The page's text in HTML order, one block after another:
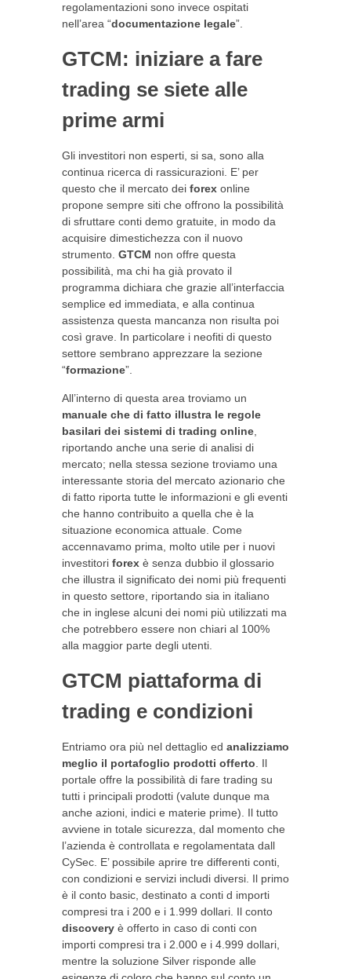
regolamentazioni sono invece ospitati
nell’area “documentazione legale”.
GTCM: iniziare a fare
trading se siete alle
prime armi
Gli investitori non esperti, si sa, sono alla
continua ricerca di rassicurazioni. E’ per
questo che il mercato dei forex online
propone sempre siti che offrono la possibilità
di sfruttare conti demo gratuite, in modo da
acquisire dimestichezza con il nuovo
strumento. GTCM non offre questa
possibilità, ma chi ha già provato il
programma dichiara che grazie all’interfaccia
semplice ed immediata, e alla continua
assistenza questa mancanza non risulta poi
così grave. In particolare i neofiti di questo
settore sembrano apprezzare la sezione
“formazione”.
All’interno di questa area troviamo un
manuale che di fatto illustra le regole
basilari dei sistemi di trading online
riportando anche una serie di analisi di
mercato; nella stessa sezione troviamo una
interessante storia del mercato azionario che
di fatto riporta tutte le informazioni e gli eventi
che hanno contribuito a quella che è la
situazione economica attuale. Come
accennavamo prima, molto utile per i nuovi
investitori forex è senza dubbio il glossario
che illustra il significato dei nomi più frequenti
in questo settore, riportando sia in italiano
che in inglese alcuni dei nomi più utilizzati ma
che potrebbero essere non chiari al 100%
alla maggior parte degli utenti.
GTCM piattaforma di
trading e condizioni
Entriamo ora più nel dettaglio ed analizziamo
meglio il portafoglio prodotti offerto . Il
portale offre la possibilità di fare trading su
tutti i principali prodotti (valute dunque ma
anche azioni, indici e materie prime). Il tutto
avviene in totale sicurezza, dal momento che
l’azienda è controllata e regolamentata dall
CySec. E’ possibile aprire tre differenti conti,
con condizioni e servizi includi diversi. Il primo
è il conto basic, destinato a conti d importi
compresi tra i 200 e i 1.999 dollari. Il conto
discovery è offerto in caso di conti con
importi compresi tra i 2.000 e i 4.999 dollari,
mentre la soluzione Silver risponde alle